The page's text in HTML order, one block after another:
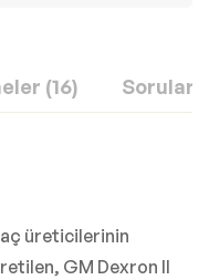
(16) Sorular
üreticilerinin
GM Dexron II